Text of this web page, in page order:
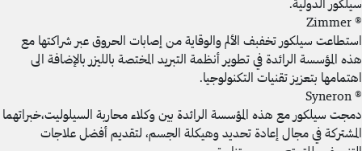
® Zimmer
استطاعت سيلكور تخفبف الألم والوقاية من إصابات الحروق عبر شراكتها مع
هذه المؤسسة الرائدة في تطوير أنظمة التبريد المختصة بالليزر بالإضافة الى
اهتمامها بتعزيز تقنيات التكنولوجيا.
® Syneron
دمجت سيلكور مع هذه المؤسسة الرائدة بين وكلاء محاربة السيلوليت،خبراتهما
المشتركة في مجال إعادة تحديد وهيكلة الجسم، لتقديم أفضل علاجات